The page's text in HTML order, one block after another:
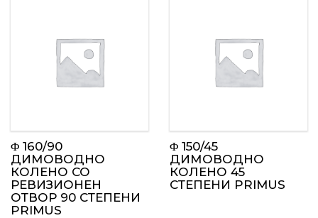
Φ 160/90
ДИМОВОДНО
КОЛЕНО СО
РЕВИЗИОНЕН
ОТВОР 90 СТЕПЕНИ
PRIMUS
Φ 150/45
ДИМОВОДНО
КОЛЕНО 45
СТЕПЕНИ PRIMUS